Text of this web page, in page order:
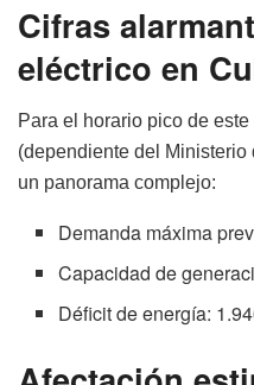
Cifras
eléctrico en
Para el horario pico de
(dependiente del
un panorama complejo:
Demanda máxima
Capacidad de
Déficit de energía: